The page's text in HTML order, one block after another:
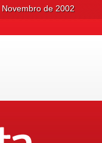
de 2002